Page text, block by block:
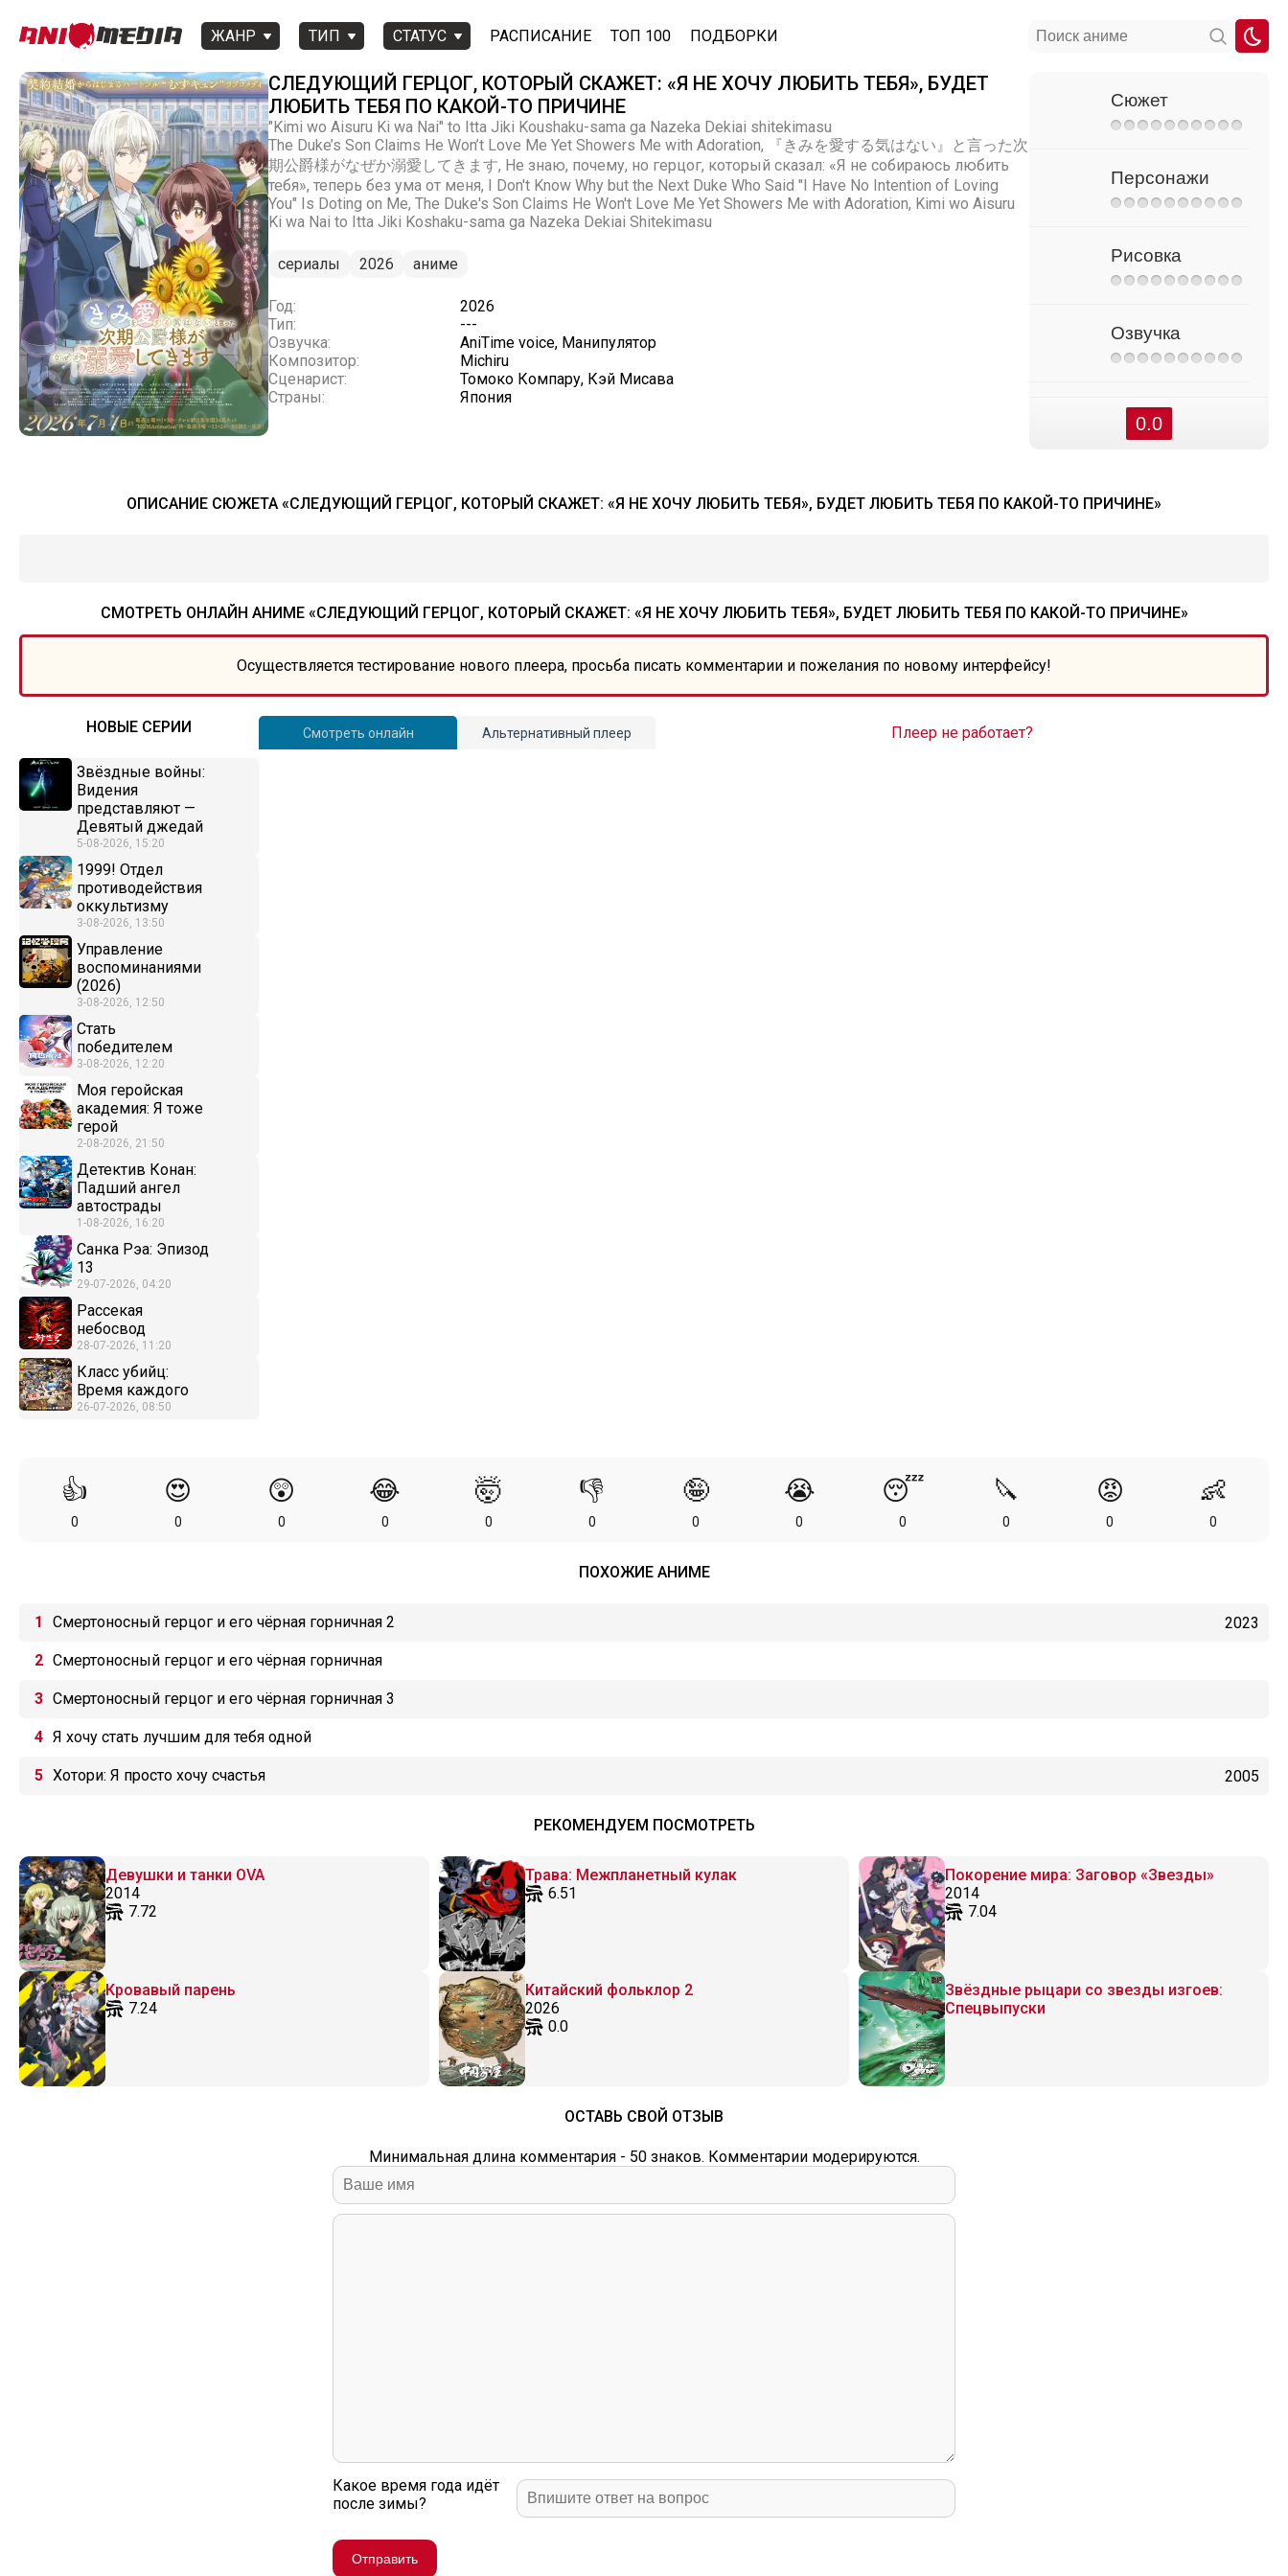
ЖАНР ТИП СТАТУС РАСПИСАНИЕ ТОП 100 ПОДБОРКИ
СЛЕДУЮЩИЙ ГЕРЦОГ, КОТОРЫЙ СКАЖЕТ: «Я НЕ ХОЧУ ЛЮБИТЬ ТЕБЯ», БУДЕТ
ЛЮБИТЬ ТЕБЯ ПО КАКОЙ-ТО ПРИЧИНЕ
"Kimi wo Aisuru Ki wa Nai" to Itta Jiki Koushaku-sama ga Nazeka Dekiai shitekimasu
The Duke’s Son Claims He Won’t Love Me Yet Showers Me with Adoration, 『きみを愛する気はない』と言った次
期公爵様がなぜか溺愛してきます, Не знаю, почему, но герцог, который сказал: «Я не собираюсь любить
тебя», теперь без ума от меня, I Don't Know Why but the Next Duke Who Said "I Have No Intention of Loving
You" Is Doting on Me, The Duke's Son Claims He Won't Love Me Yet Showers Me with Adoration, Kimi wo Aisuru
Ki wa Nai to Itta Jiki Koshaku-sama ga Nazeka Dekiai Shitekimasu
сериалы 2026 аниме
Год:
2026
Тип:
---
Озвучка:
AniTime voice, Манипулятор
Композитор:
Michiru
Сценарист:
Томоко Компару, Кэй Мисава
Страны:
Япония
Сюжет
Персонажи
Рисовка
Озвучка
0.0
ОПИСАНИЕ СЮЖЕТА «СЛЕДУЮЩИЙ ГЕРЦОГ, КОТОРЫЙ СКАЖЕТ: «Я НЕ ХОЧУ ЛЮБИТЬ ТЕБЯ», БУДЕТ ЛЮБИТЬ ТЕБЯ ПО КАКОЙ-ТО ПРИЧИНЕ»
СМОТРЕТЬ ОНЛАЙН АНИМЕ «СЛЕДУЮЩИЙ ГЕРЦОГ, КОТОРЫЙ СКАЖЕТ: «Я НЕ ХОЧУ ЛЮБИТЬ ТЕБЯ», БУДЕТ ЛЮБИТЬ ТЕБЯ ПО КАКОЙ-ТО ПРИЧИНЕ»
Осуществляется тестирование нового плеера, просьба писать комментарии и пожелания по новому интерфейсу!
НОВЫЕ СЕРИИ
Звёздные войны:
Видения
представляют —
Девятый джедай
5-08-2026, 15:20
1999! Отдел
противодействия
оккультизму
3-08-2026, 13:50
Управление
воспоминаниями
(2026)
3-08-2026, 12:50
Стать
победителем
3-08-2026, 12:20
Моя геройская
академия: Я тоже
герой
2-08-2026, 21:50
Детектив Конан:
Падший ангел
автострады
1-08-2026, 16:20
Санка Рэа: Эпизод
13
29-07-2026, 04:20
Рассекая
небосвод
28-07-2026, 11:20
Класс убийц:
Время каждого
26-07-2026, 08:50
Смотреть онлайн Альтернативный плеер Плеер не работает?
👍
0
😍
0
😲
0
😂
0
🤯
0
👎
0
🤪
0
😭
0
😴
0
🔪
0
😡
0
👶
0
ПОХОЖИЕ АНИМЕ
Смертоносный герцог и его чёрная горничная 2 2023
Смертоносный герцог и его чёрная горничная
Смертоносный герцог и его чёрная горничная 3
Я хочу стать лучшим для тебя одной
Хотори: Я просто хочу счастья 2005
РЕКОМЕНДУЕМ ПОСМОТРЕТЬ
Девушки и танки OVA
2014
7.72
Трава: Межпланетный кулак
6.51
Покорение мира: Заговор «Звезды»
2014
7.04
Кровавый парень
7.24
Китайский фольклор 2
2026
0.0
Звёздные рыцари со звезды изгоев:
Спецвыпуски
ОСТАВЬ СВОЙ ОТЗЫВ
Минимальная длина комментария - 50 знаков. Комментарии модерируются.
Какое время года идёт
после зимы?
Отправить